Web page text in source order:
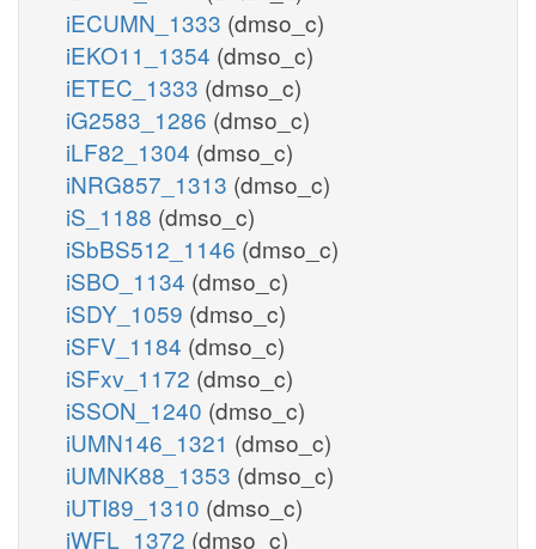
iECUMN_1333 (dmso_c)
iEKO11_1354 (dmso_c)
iETEC_1333 (dmso_c)
iG2583_1286 (dmso_c)
iLF82_1304 (dmso_c)
iNRG857_1313 (dmso_c)
iS_1188 (dmso_c)
iSbBS512_1146 (dmso_c)
iSBO_1134 (dmso_c)
iSDY_1059 (dmso_c)
iSFV_1184 (dmso_c)
iSFxv_1172 (dmso_c)
iSSON_1240 (dmso_c)
iUMN146_1321 (dmso_c)
iUMNK88_1353 (dmso_c)
iUTI89_1310 (dmso_c)
iWFL_1372 (dmso_c)